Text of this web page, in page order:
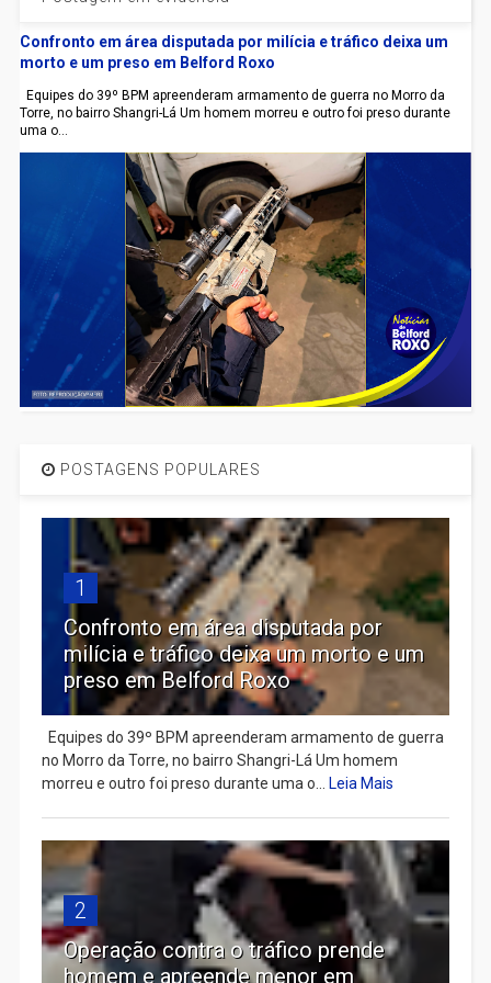
Confronto em área disputada por milícia e tráfico deixa um
morto e um preso em Belford Roxo
Equipes do 39º BPM apreenderam armamento de guerra no Morro da
Torre, no bairro Shangri-Lá Um homem morreu e outro foi preso durante
uma o...
POSTAGENS POPULARES
1
Confronto em área disputada por
milícia e tráfico deixa um morto e um
preso em Belford Roxo
Equipes do 39º BPM apreenderam armamento de guerra
no Morro da Torre, no bairro Shangri-Lá Um homem
morreu e outro foi preso durante uma o... Leia Mais
2
Operação contra o tráfico prende
homem e apreende menor em